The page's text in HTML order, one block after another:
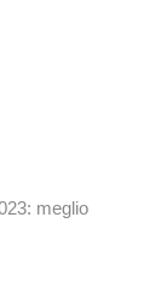
meglio